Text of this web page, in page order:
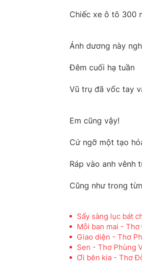
Chiếc xe ô tô 300
Ánh dương này
Đêm cuối hạ tuần
Vũ trụ đã vốc tay
Em cũng vậy!
Cứ ngỡ một tạo
Ráp vào anh vênh
Cũng như trong
Sẩy sàng lục bát
Mỗi ban mai -
Giao diện - Thơ
Sen - Thơ Phùng
Ơi bên kia - Thơ